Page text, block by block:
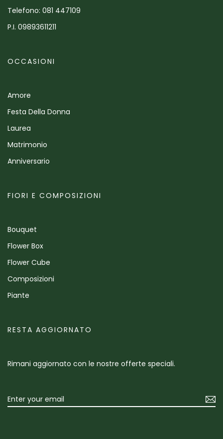
Telefono: 081 447109
P.I. 09893611211
OCCASIONI
Amore
Festa Della Donna
Laurea
Matrimonio
Anniversario
FIORI E COMPOSIZIONI
Bouquet
Flower Box
Flower Cube
Composizioni
Piante
RESTA AGGIORNATO
Rimani aggiornato con le nostre offerte speciali.